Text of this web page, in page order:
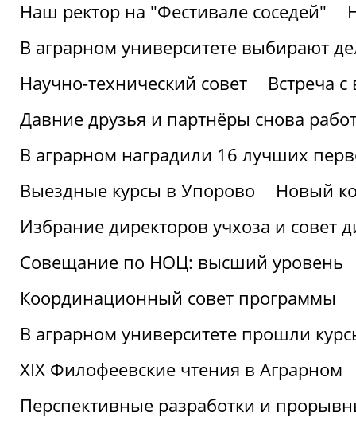
Наш ректор на "Фестивале соседей"
В аграрном университете выбирают
Научно-технический совет
Встреча
Давние друзья и партнёры снова
В аграрном наградили 16 лучших
Выездные курсы в Упорово
Новый
Избрание директоров учхоза и совет
Совещание по НОЦ: высший уровень
Координационный совет программы
В аграрном университете прошли
XIX Филофеевские чтения в Аграрном
Перспективные разработки и